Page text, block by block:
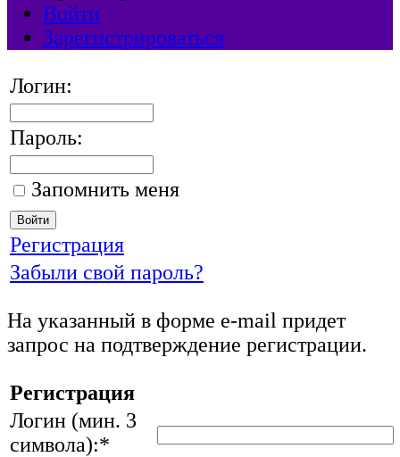
Войти
Зарегистрироваться
Логин:
Пароль:
Запомнить меня
Регистрация
Забыли свой пароль?
На указанный в форме e-mail придет
запрос на подтверждение регистрации.
Регистрация
Логин (мин. 3
символа):*